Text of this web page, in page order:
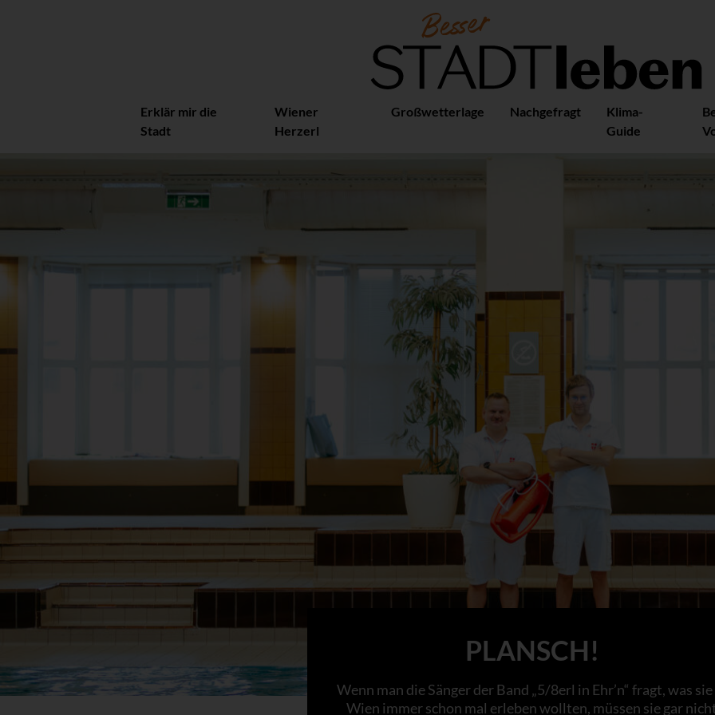
Erklär mir die
Stadt
Wiener
Herzerl
Großwetterlage Nachgefragt
Klima-
Guide
PLANSCH!
Wenn man die Sänger der Band „5/8erl in Ehr’n“ fragt, was
Wien immer schon mal erleben wollten, müssen sie gar